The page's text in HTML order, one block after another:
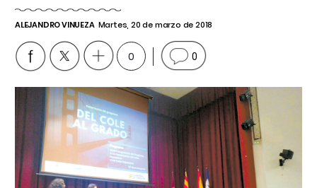
ALEJANDRO VINUEZA Martes, 20 de marzo de 2018
0 0